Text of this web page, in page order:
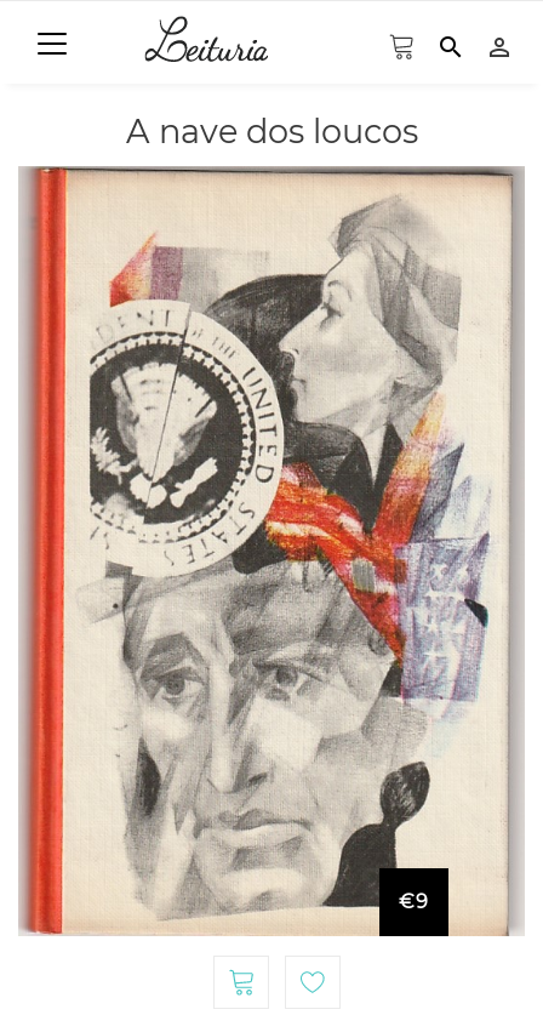
search person_outline
A nave dos loucos
€9